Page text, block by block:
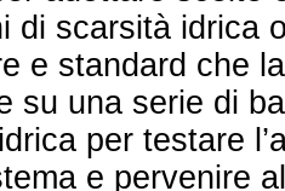
di scarsità idrica
e standard che
su una serie di
per testare
e pervenire